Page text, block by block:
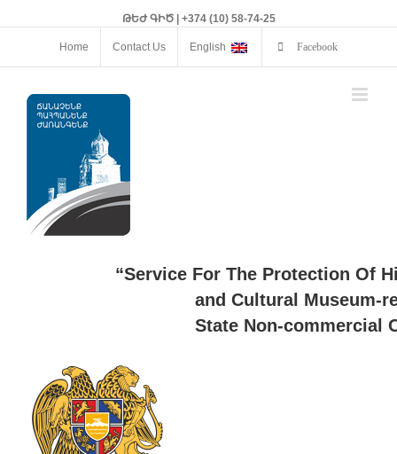
ԹԵԺ ԳԻԾ | +374 (10) 58-74-25
Home Contact Us English Facebook
“Service For The Protection Of
and Cultural Museum-
State Non-commercial